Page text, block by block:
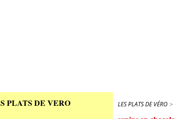
PLATS DE VERO LES PLATS DE VÉRO >